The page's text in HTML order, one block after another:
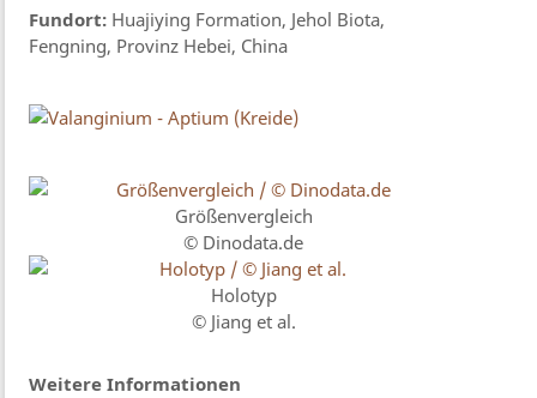
Fundort: Huajiying Formation, Jehol Biota,
Fengning, Provinz Hebei, China
Größenvergleich
© Dinodata.de
Holotyp
© Jiang et al.
Weitere Informationen